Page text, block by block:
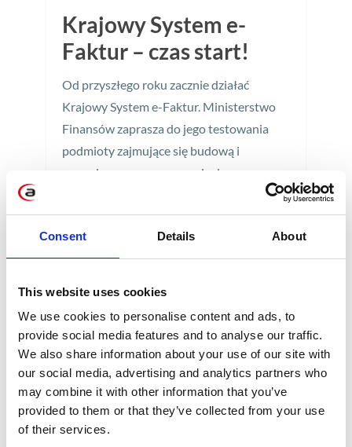
Consent Details About
This website uses cookies
We use cookies to personalise content and ads, to
provide social media features and to analyse our traffic.
We also share information about your use of our site with
our social media, advertising and analytics partners who
may combine it with other information that you’ve
provided to them or that they’ve collected from your use
of their services.
Krajowy System e-
Faktur – czas start!
Od przyszłego roku zacznie działać
Krajowy System e-Faktur. Ministerstwo
Finansów zaprasza do jego testowania
podmioty zajmujące się budową i
rozwojem oprogramowania do
stanie się obligatoryjne od 2023 roku.
01 WRZ